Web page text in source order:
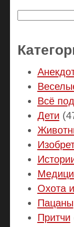
Всё
Дети
Охота
Пацаны
Притчи